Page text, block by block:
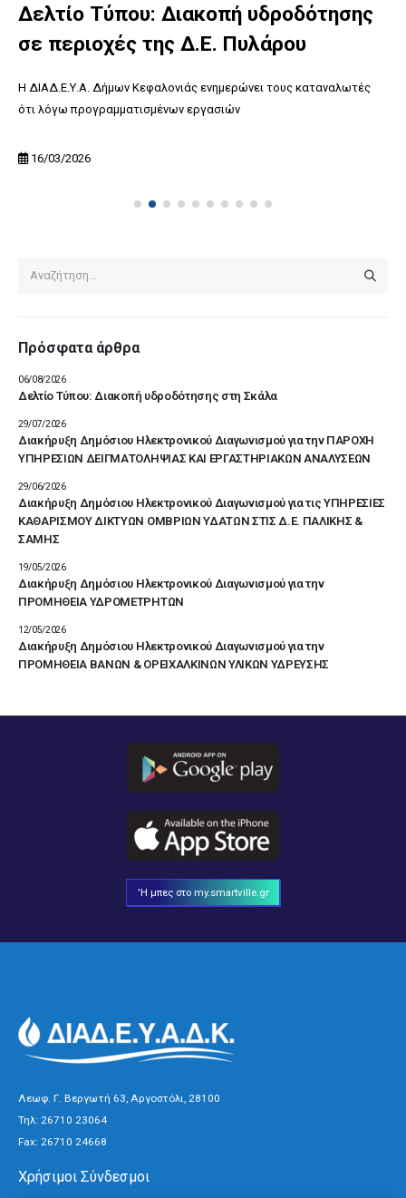
Δελτίο Τύπου: Διακοπή υδροδότησης
σε περιοχές της Δ.Ε. Πυλάρου
Η ΔΙΑΔ.Ε.Υ.Α. Δήμων Κεφαλονιάς ενημερώνει τους καταναλωτές
ότι λόγω προγραμματισμένων εργασιών
16/03/2026
Πρόσφατα άρθρα
Δελτίο Τύπου: Διακοπή υδροδότησης στη Σκάλα
06/08/2026
Διακήρυξη Δημόσιου Ηλεκτρονικού Διαγωνισμού για την ΠΑΡΟΧΗ
ΥΠΗΡΕΣΙΩΝ ΔΕΙΓΜΑΤΟΛΗΨΙΑΣ ΚΑΙ ΕΡΓΑΣΤΗΡΙΑΚΩΝ ΑΝΑΛΥΣΕΩΝ
29/07/2026
Διακήρυξη Δημόσιου Ηλεκτρονικού Διαγωνισμού για τις ΥΠΗΡΕΣΙΕΣ
ΚΑΘΑΡΙΣΜΟΥ ΔΙΚΤΥΩΝ ΟΜΒΡΙΩΝ ΥΔΑΤΩΝ ΣΤΙΣ Δ.Ε. ΠΑΛΙΚΗΣ &
ΣΑΜΗΣ
29/06/2026
Διακήρυξη Δημόσιου Ηλεκτρονικού Διαγωνισμού για την
ΠΡΟΜΗΘΕΙΑ ΥΔΡΟΜΕΤΡΗΤΩΝ
19/05/2026
Διακήρυξη Δημόσιου Ηλεκτρονικού Διαγωνισμού για την
ΠΡΟΜΗΘΕΙΑ ΒΑΝΩΝ & ΟΡΕΙΧΑΛΚΙΝΩΝ ΥΛΙΚΩΝ ΥΔΡΕΥΣΗΣ
12/05/2026
'Η μπες στο my.smartville.gr
Λεωφ. Γ. Βεργωτή 63, Αργοστόλι, 28100
Τηλ: 26710 23064
Fax: 26710 24668
Χρήσιμοι Σύνδεσμοι